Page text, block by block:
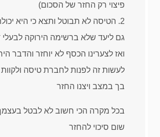
פיצוי רק החזר של הסכום)
2. הטיסה לא תבוטל ותצא כי היא
גם ליעד שלא ברשימה הירוקה לבעלי
ואז לצערינו הכסף לא יוחזר והדבר
לעשות זה לפנות לחברת טיסה
בך במצב ויצנו החזר
בכל מקרה הכי חשוב לא לבטל בעצמך
שום סיכוי להחזר